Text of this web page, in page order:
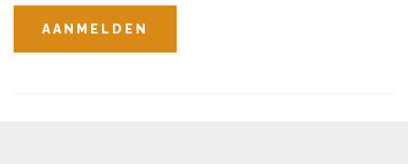
AANMELDEN